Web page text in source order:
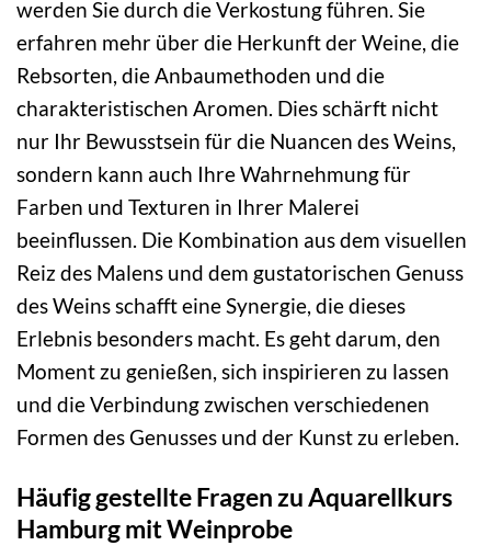
werden Sie durch die Verkostung führen. Sie
erfahren mehr über die Herkunft der Weine, die
Rebsorten, die Anbaumethoden und die
charakteristischen Aromen. Dies schärft nicht
nur Ihr Bewusstsein für die Nuancen des Weins,
sondern kann auch Ihre Wahrnehmung für
Farben und Texturen in Ihrer Malerei
beeinflussen. Die Kombination aus dem visuellen
Reiz des Malens und dem gustatorischen Genuss
des Weins schafft eine Synergie, die dieses
Erlebnis besonders macht. Es geht darum, den
Moment zu genießen, sich inspirieren zu lassen
und die Verbindung zwischen verschiedenen
Formen des Genusses und der Kunst zu erleben.
Häufig gestellte Fragen zu Aquarellkurs
Hamburg mit Weinprobe